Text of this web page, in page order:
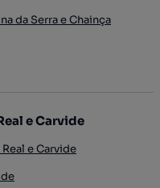
da Serra e Chainça
e Carvide
e Carvide